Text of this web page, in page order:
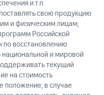
и т.п.
свою продукцию
и физическим лицам;
Российской
восстановлению
и мировой
текущий
на стоимость
положение, в случае